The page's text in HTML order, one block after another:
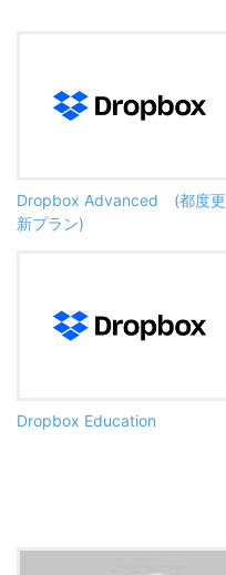
Dropbox Advanced (都度更
新プラン)
Dropbox Education